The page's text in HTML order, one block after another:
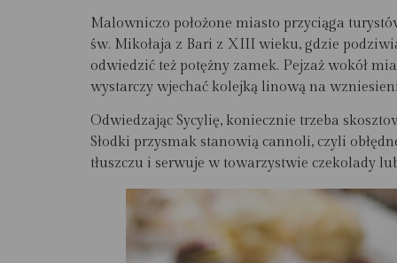
Malowniczo położone miasto przyciąga
św. Mikołaja z Bari z XIII wieku, gdzie
odwiedzić też potężny zamek. Pejzaż wokół
wystarczy wjechać kolejką linową na
Odwiedzając Sycylię, koniecznie trzeba
Słodki przysmak stanowią cannoli, czyli
tłuszczu i serwuje w towarzystwie czekolady